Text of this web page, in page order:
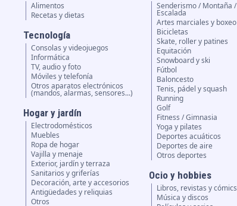
Alimentos
Recetas y dietas
Tecnología
Consolas y videojuegos
Informática
TV, audio y foto
Móviles y telefonía
Otros aparatos electrónicos
(mandos, alarmas, sensores...)
Hogar y jardín
Electrodomésticos
Muebles
Ropa de hogar
Vajilla y menaje
Exterior, jardín y terraza
Sanitarios y griferías
Decoración, arte y accesorios
Antigüedades y reliquias
Otros
Senderismo / Montaña /
Escalada
Artes marciales y boxeo
Bicicletas
Skate, roller y patines
Equitación
Snowboard y ski
Fútbol
Baloncesto
Tenis, pádel y squash
Running
Golf
Fitness / Gimnasia
Yoga y pilates
Deportes acuáticos
Deportes de aire
Otros deportes
Ocio y hobbies
Libros, revistas y cómics
Música y discos